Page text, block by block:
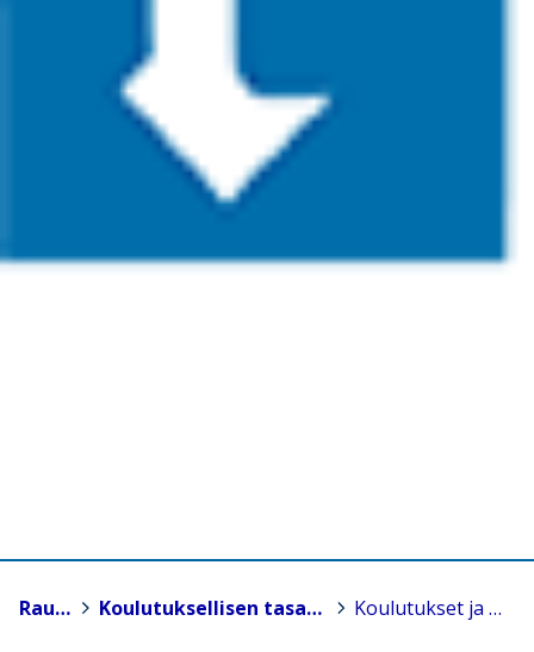
Rauma Koulutuksellisen tasa-arvon kehittämistoiminta > Koulutukset ja materiaalit